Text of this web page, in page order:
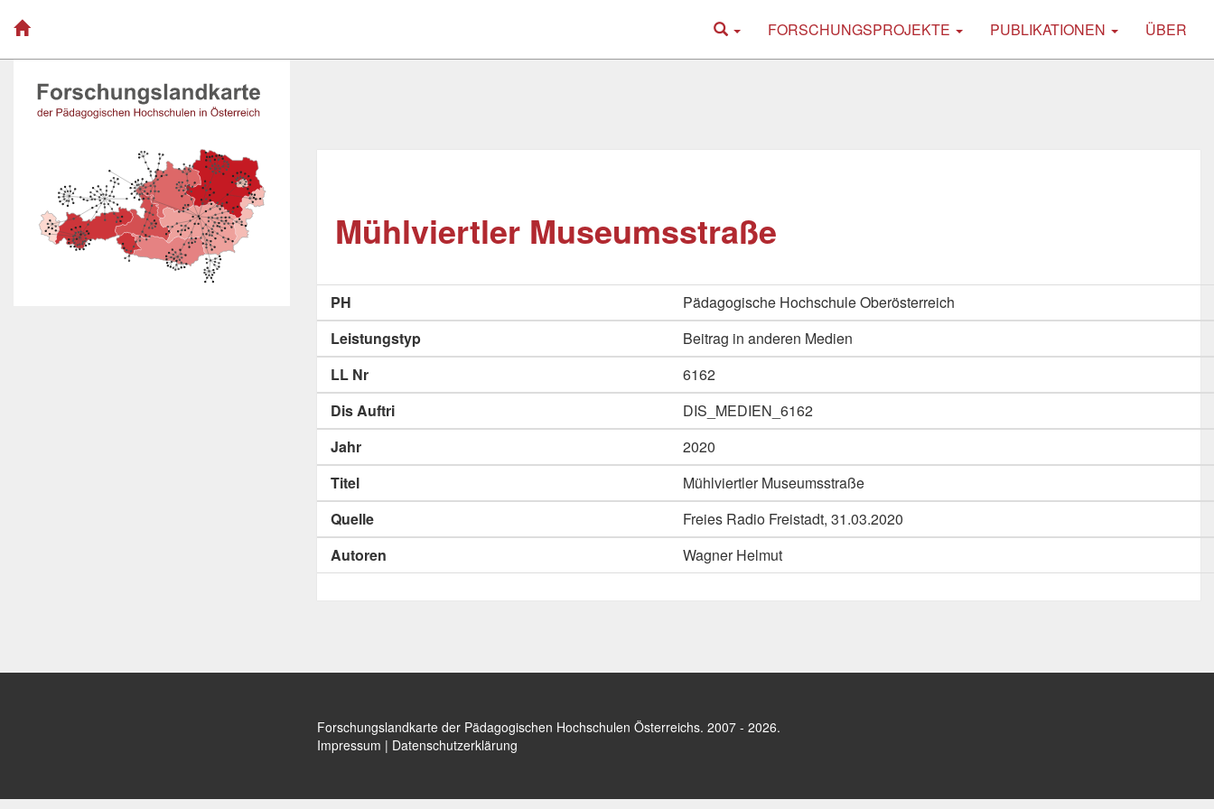
FORSCHUNGSPROJEKTE PUBLIKATIONEN ÜBER
Mühlviertler Museumsstraße
PH
Pädagogische Hochschule Oberösterreich
Leistungstyp
Beitrag in anderen Medien
LL Nr
6162
Dis Auftri
DIS_MEDIEN_6162
Jahr
2020
Titel
Mühlviertler Museumsstraße
Quelle
Freies Radio Freistadt, 31.03.2020
Autoren
Wagner Helmut
Forschungslandkarte der Pädagogischen Hochschulen Österreichs. 2007 - 2026.
Impressum | Datenschutzerklärung